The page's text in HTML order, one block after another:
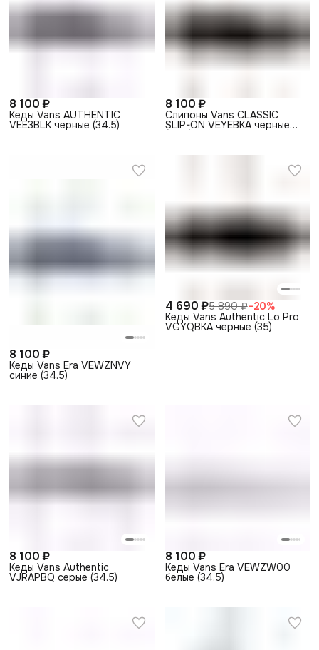
8 100 ₽
Кеды Vans AUTHENTIC
VEE3BLK черные (34.5)
8 100 ₽
Слипоны Vans CLASSIC
SLIP-ON VEYEBKA черные
8 100 ₽
Кеды Vans Era VEWZNVY
синие (34.5)
4 690 ₽5 890 ₽−20%
Кеды Vans Authentic Lo Pro
VGYQBKA черные (35)
8 100 ₽
Кеды Vans Authentic
VJRAPBQ серые (34.5)
8 100 ₽
Кеды Vans Era VEWZW00
белые (34.5)